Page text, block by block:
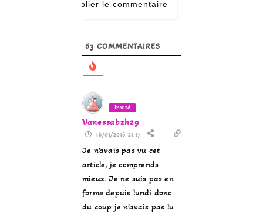
63 COMMENTAIRES
Invité
Vanessabzh29
16/01/2016 21:17
Je n’avais pas vu cet
article, je comprends
mieux. Je ne suis pas en
forme depuis lundi donc
du coup je n’avais pas lu